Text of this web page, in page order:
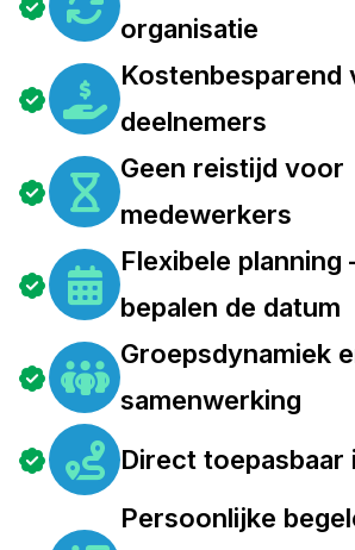
organisatie
Kostenbesparend
deelnemers
Geen reistijd voor
medewerkers
Flexibele planning
bepalen de datum
Groepsdynamiek
samenwerking
Direct toepasbaar
Persoonlijke